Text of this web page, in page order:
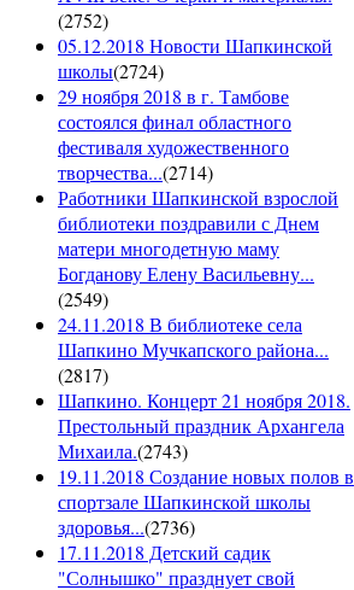
(2752)
05.12.2018 Новости Шапкинской
школы(2724)
29 ноября 2018 в г. Тамбове
состоялся финал областного
фестиваля художественного
творчества...(2714)
Работники Шапкинской взрослой
библиотеки поздравили с Днем
матери многодетную маму
Богданову Елену Васильевну...
(2549)
24.11.2018 В библиотеке села
Шапкино Мучкапского района...
(2817)
Шапкино. Концерт 21 ноября 2018.
Престольный праздник Архангела
Михаила.(2743)
19.11.2018 Создание новых полов в
спортзале Шапкинской школы
здоровья...(2736)
17.11.2018 Детский садик
"Солнышко" празднует свой